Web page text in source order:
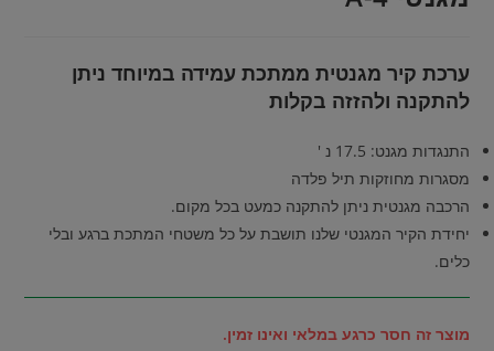
ערכת קיר מגנטית ממתכת עמידה במיוחד ניתן
להתקנה ולהזזה בקלות
התנגדות מגנט: 17.5 נ '
מסגרות מחוזקות תיל פלדה
הרכבה מגנטית ניתן להתקנה כמעט בכל מקום.
יחידת הקיר המגנטי שלנו תושבת על כל משטחי המתכת ברגע ובלי
כלים.
מוצר זה חסר כרגע במלאי ואינו זמין.